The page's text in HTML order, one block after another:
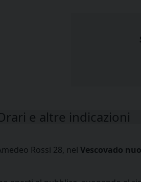
e altre indicazioni
Rossi 28, nel Vescovado